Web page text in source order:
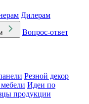
Дилерам
Вопрос-ответ
Резной декор
Идеи по
продукции